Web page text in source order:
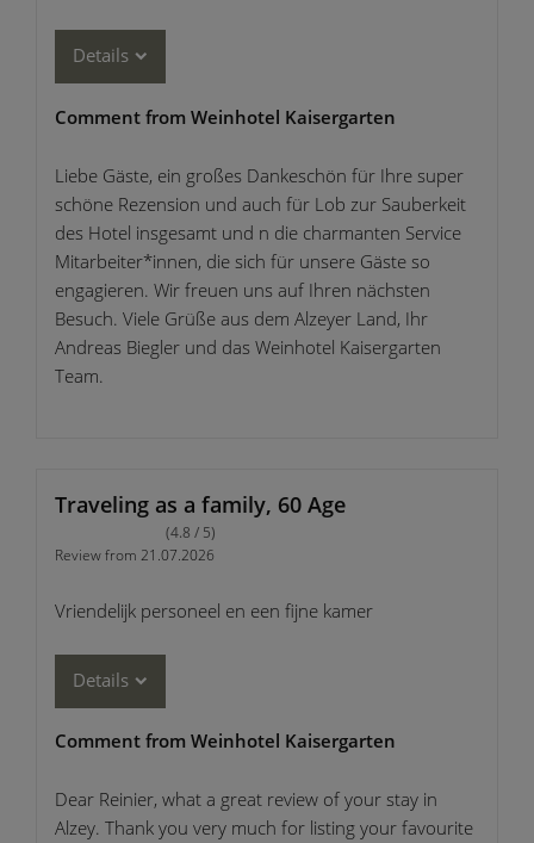
Details
Comment from Weinhotel Kaisergarten
Liebe Gäste, ein großes Dankeschön für Ihre super
schöne Rezension und auch für Lob zur Sauberkeit
des Hotel insgesamt und n die charmanten Service
Mitarbeiter*innen, die sich für unsere Gäste so
engagieren. Wir freuen uns auf Ihren nächsten
Besuch. Viele Grüße aus dem Alzeyer Land, Ihr
Andreas Biegler und das Weinhotel Kaisergarten
Team.
Traveling as a family, 60 Age
(4.8 / 5)
Review from 21.07.2026
Vriendelijk personeel en een fijne kamer
Details
Comment from Weinhotel Kaisergarten
Dear Reinier, what a great review of your stay in
Alzey. Thank you very much for listing your favourite